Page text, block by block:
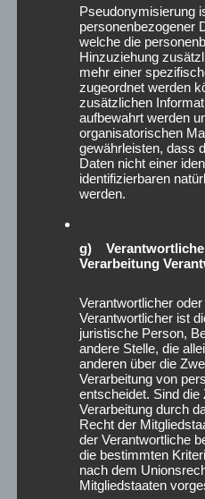
Vielfalt leben,
stärken 🤝
12. Juni 2025
Manchmal braucht es nicht
offener Tisch – und die
zuzulassen.
Unsere Gesellschaft steht vor
Aber wer träumen kann, kann
Zukunft beginnt dort, wo
dürfen – und trotzdem
Pseudonymisierung
personenbezogener
welche die
Hinzuziehung
mehr einer
zugeordnet werden
zusätzlichen
aufbewahrt werden
organisatorischen
gewährleisten, dass
Daten nicht einer
identifizierbaren
werden.
g)
Verarbeitung
Verantwortlicher
Verantwortlicher ist
juristische Person,
andere Stelle, die
anderen über die
Verarbeitung von
entscheidet. Sind
Verarbeitung durch
Recht der
der Verantwortliche
die bestimmten
nach dem
Mitgliedstaaten